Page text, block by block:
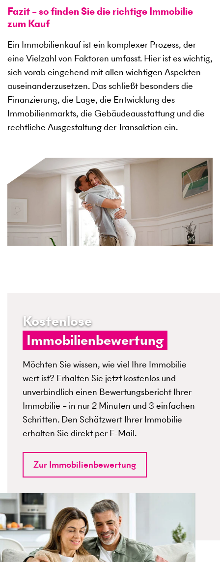
Fazit – so finden Sie die richtige Immobilie
zum Kauf
Ein Immobilienkauf ist ein komplexer Prozess, der
eine Vielzahl von Faktoren umfasst. Hier ist es wichtig,
sich vorab eingehend mit allen wichtigen Aspekten
auseinanderzusetzen. Das schließt besonders die
Finanzierung, die Lage, die Entwicklung des
Immobilienmarkts, die Gebäudeausstattung und die
rechtliche Ausgestaltung der Transaktion ein.
Kostenlose
Immobilienbewertung
Möchten Sie wissen, wie viel Ihre Immobilie
wert ist? Erhalten Sie jetzt kostenlos und
unverbindlich einen Bewertungsbericht Ihrer
Immobilie – in nur 2 Minuten und 3 einfachen
Schritten. Den Schätzwert Ihrer Immobilie
erhalten Sie direkt per E-Mail.
Zur Immobilienbewertung